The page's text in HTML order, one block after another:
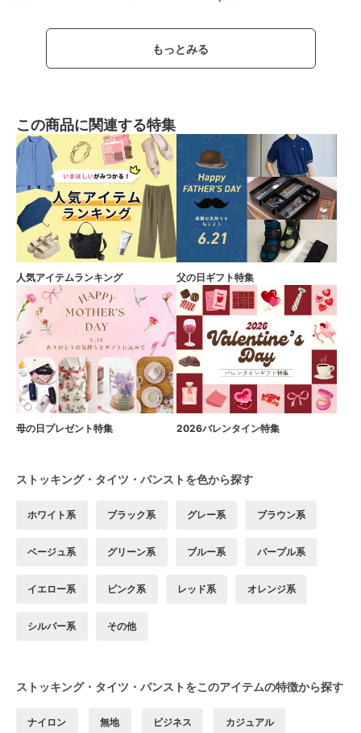
もっとみる
この商品に関連する特集
人気アイテムランキング 父の日ギフト特集
母の日プレゼント特集 2026バレンタイン特集
ストッキング・タイツ・パンストを色から探す
ホワイト系 ブラック系 グレー系 ブラウン系
ベージュ系 グリーン系 ブルー系 パープル系
イエロー系 ピンク系 レッド系 オレンジ系
シルバー系 その他
ストッキング・タイツ・パンストをこのアイテムの特徴から探す
ナイロン 無地 ビジネス カジュアル